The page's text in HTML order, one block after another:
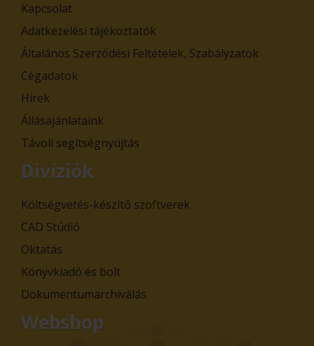
Kapcsolat
Adatkezelési tájékoztatók
Általános Szerződési Feltételek, Szabályzatok
Cégadatok
Hírek
Állásajánlataink
Távoli segítségnyújtás
Divíziók
Költségvetés-készítő szoftverek
CAD Stúdió
Oktatás
Könyvkiadó és bolt
Dokumentumarchiválás
Webshop